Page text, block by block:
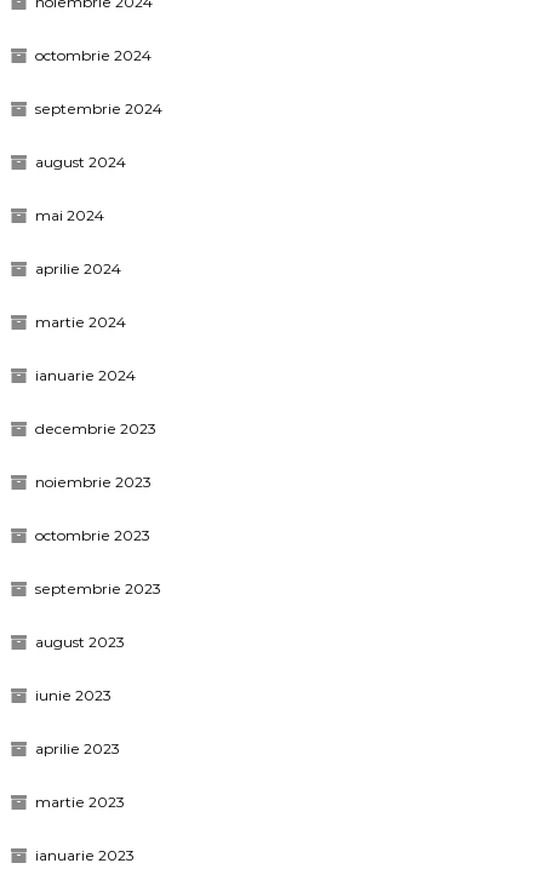
octombrie 2024
septembrie 2024
august 2024
mai 2024
aprilie 2024
martie 2024
ianuarie 2024
decembrie 2023
noiembrie 2023
octombrie 2023
septembrie 2023
august 2023
iunie 2023
aprilie 2023
martie 2023
ianuarie 2023